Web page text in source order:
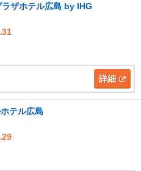
ザホテル広島 by IHG
詳細
テル広島